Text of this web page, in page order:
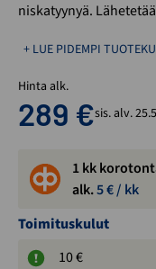
niskatyynyä.
+ LUE PIDEMPI
Hinta alk.
289 €sis. alv.
1 kk
alk.5€ / kk
Toimituskulut
10 €